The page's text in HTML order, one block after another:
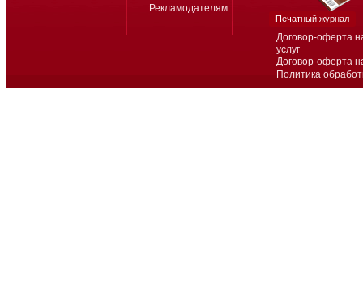
Договор-оферта
услуг
Договор-оферта
Политика
Рекламодателям
Печатный журнал